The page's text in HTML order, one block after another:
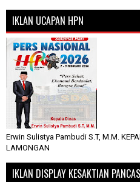
IKLAN UCAPAN HPN
Erwin Sulistya Pambudi S.T, M.M.
LAMONGAN
IKLAN DISPLAY KESAKTIAN